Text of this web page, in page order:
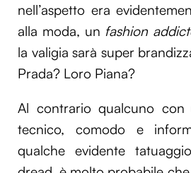
nell’aspetto era
alla moda, un fashion
la valigia sarà super
Prada? Loro Piana?
Al contrario qualcuno con
tecnico, comodo e
qualche evidente